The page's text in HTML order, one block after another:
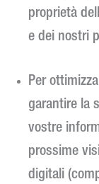
proprietà
e dei nostri
Per
garantire la
vostre
prossime
digitali